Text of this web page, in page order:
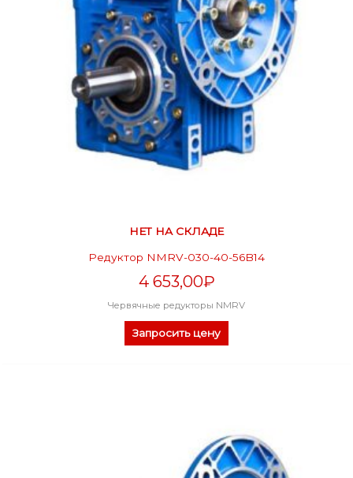
НЕТ НА СКЛАДЕ
Редуктор NMRV-030-40-56B14
4 653,00₽
Червячные редукторы NMRV
Запросить цену